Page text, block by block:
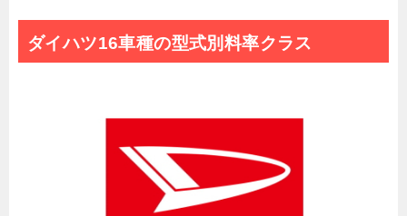
ダイハツ16車種の型式別料率クラス